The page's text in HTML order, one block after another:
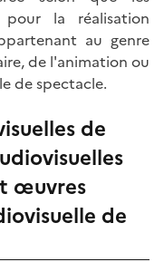
pour la réalisation
au genre
de l'animation ou
de spectacle.
de
œuvres
de